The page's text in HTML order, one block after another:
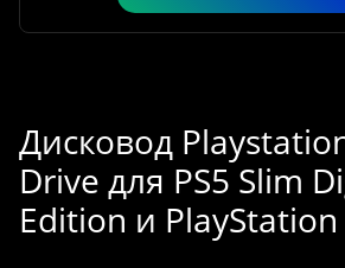
Дисковод
Drive для PS5 Slim
Edition и PlayStation